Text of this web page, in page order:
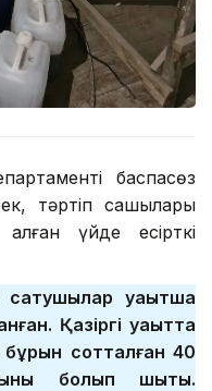
баспасөз
тәртіп сақшылары
үйде есірткі
уақытша
Қазіргі уақытта
бұрын сотталған 40
болып шықты.